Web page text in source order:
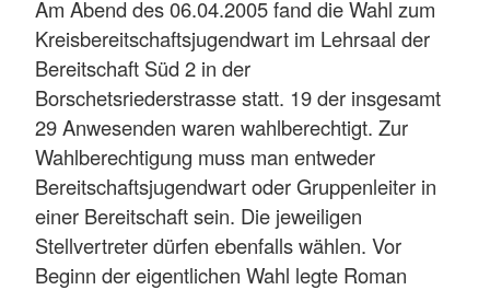
Am Abend des 06.04.2005 fand die Wahl zum
Kreisbereitschaftsjugendwart im Lehrsaal der
Bereitschaft Süd 2 in der
Borschetsriederstrasse statt. 19 der insgesamt
29 Anwesenden waren wahlberechtigt. Zur
Wahlberechtigung muss man entweder
Bereitschaftsjugendwart oder Gruppenleiter in
einer Bereitschaft sein. Die jeweiligen
Stellvertreter dürfen ebenfalls wählen. Vor
Beginn der eigentlichen Wahl legte Roman